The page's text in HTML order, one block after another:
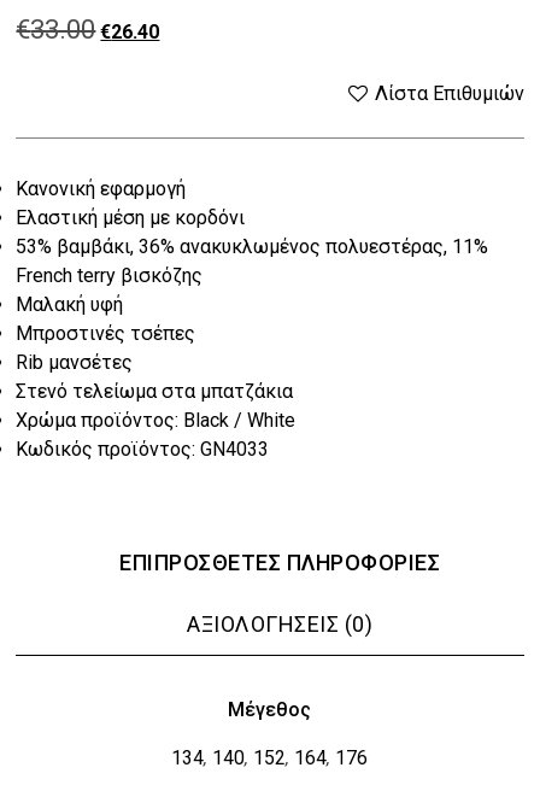
€33.00Original
was:
€33.00.
€26.40Η
τιμή
είναι:
€26.40.
Κανονική εφαρμογή
Ελαστική μέση με κορδόνι
53% βαμβάκι, 36% ανακυκλωμένος πολυεστέρας, 11%
French terry βισκόζης
Μαλακή υφή
Μπροστινές τσέπες
Rib μανσέτες
Στενό τελείωμα στα μπατζάκια
Χρώμα προϊόντος: Black / White
Κωδικός προϊόντος: GN4033
Λίστα Επιθυμιών
ΕΠΙΠΡΌΣΘΕΤΕΣ ΠΛΗΡΟΦΟΡΊΕΣ
ΑΞΙΟΛΟΓΉΣΕΙΣ (0)
Μέγεθος
134, 140, 152, 164, 176